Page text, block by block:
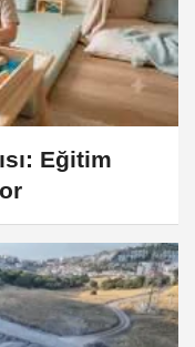
Eğitim